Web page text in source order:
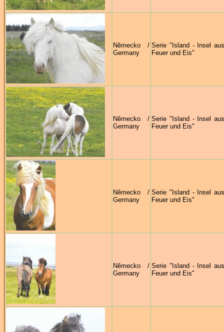
Německo /
Germany
Serie "Island - Insel aus
Feuer und Eis"
Německo /
Germany
Serie "Island - Insel aus
Feuer und Eis"
Německo /
Germany
Serie "Island - Insel aus
Feuer und Eis"
Německo /
Germany
Serie "Island - Insel aus
Feuer und Eis"